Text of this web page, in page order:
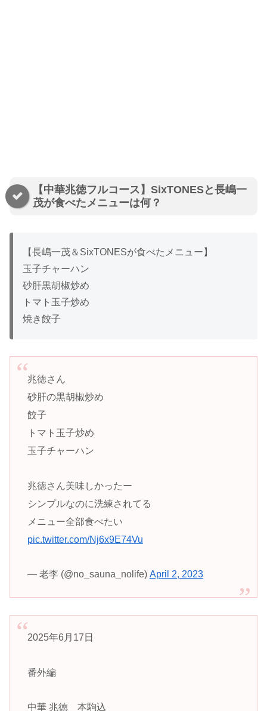
【中華兆徳フルコース】SixTONESと長嶋一
茂が食べたメニューは何？
【長嶋一茂＆SixTONESが食べたメニュー】
玉子チャーハン
砂肝黒胡椒炒め
トマト玉子炒め
焼き餃子
兆徳さん
砂肝の黒胡椒炒め
餃子
トマト玉子炒め
玉子チャーハン
兆徳さん美味しかったー
シンプルなのに洗練されてる
メニュー全部食べたい
pic.twitter.com/Nj6x9E74Vu
— 老李 (@no_sauna_nolife) April 2, 2023
2025年6月17日
番外編
中華 兆徳 本駒込